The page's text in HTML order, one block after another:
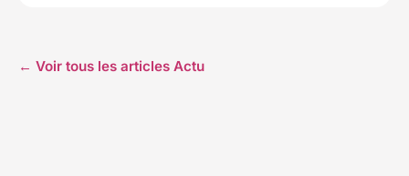
← Voir tous les articles Actu